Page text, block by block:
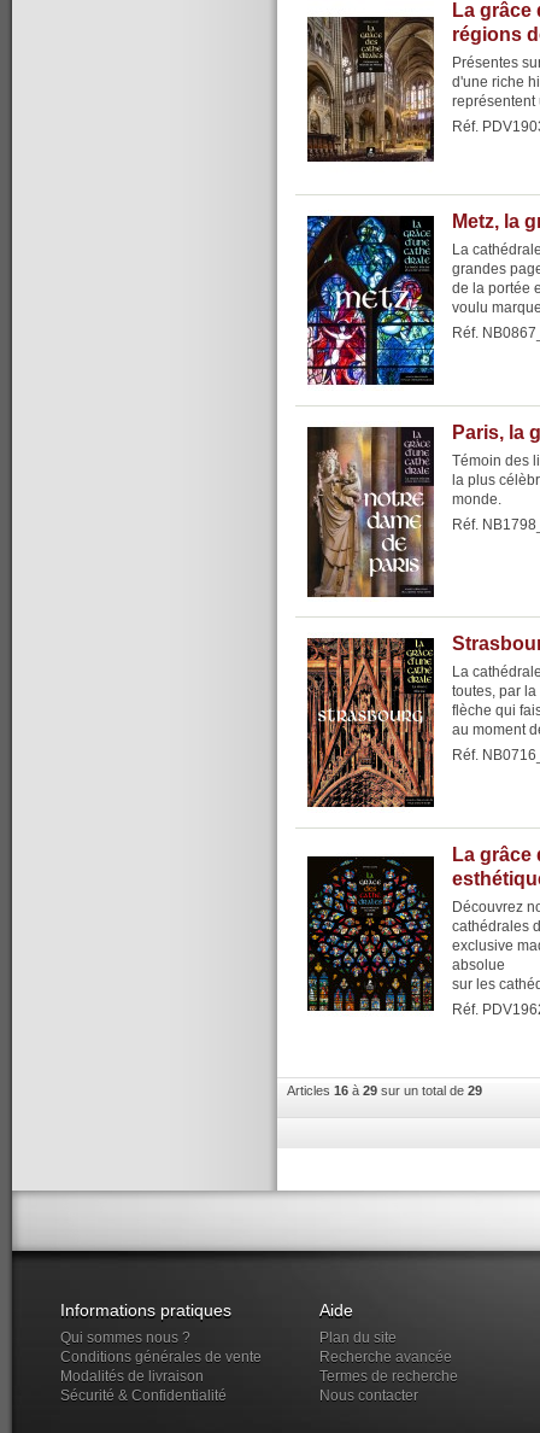
La grâce
régions
Présentes
d'une riche
représentent
Réf.
Metz, la
La
grandes
de la portée
voulu
Réf.
Paris, la
Témoin des
la plus
monde.
Réf.
La
toutes, par
flèche qui
au moment
Réf.
La grâce
Découvrez
cathédrales
exclusive
absolue
sur les
Réf.
Articles 16 à 29 sur un total de 29
Informations pratiques
Qui sommes nous ?
Conditions générales de vente
Modalités de livraison
Sécurité & Confidentialité
Aide
Plan du site
Recherche avancée
Termes de recherche
Nous contacter